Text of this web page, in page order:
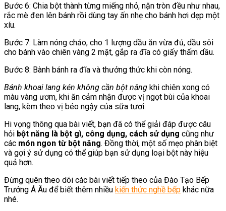
Bước 6: Chia bột thành từng miếng nhỏ, nặn tròn đều như nhau,
rắc mè đen lên bánh rồi dùng tay ấn nhẹ cho bánh hơi dẹp một
xíu.
Bước 7: Làm nóng chảo, cho 1 lượng dầu ăn vừa đủ, dầu sôi
cho bánh vào chiên vàng 2 mặt, gắp ra đĩa có giấy thấm dầu.
Bước 8: Bành bánh ra đĩa và thưởng thức khi còn nóng.
Bánh khoai lang kén không cần bột năng khi chiên xong có
màu vàng ươm, khi ăn cảm nhận được vị ngọt bùi của khoai
lang, kèm theo vị béo ngậy của sữa tươi.
Hi vọng thông qua bài viết, bạn đã có thể giải đáp được câu
hỏi bột năng là bột gì, công dụng, cách sử dụng cũng như
các món ngon từ bột năng. Đồng thời, một số mẹo phân biệt
và gợi ý sử dụng có thể giúp bạn sử dụng loại bột này hiệu
quả hơn.
Đừng quên theo dõi các bài viết tiếp theo của Đào Tạo Bếp
Trưởng Á Âu để biết thêm nhiều kiến thức nghề bếp khác nữa
nhé.